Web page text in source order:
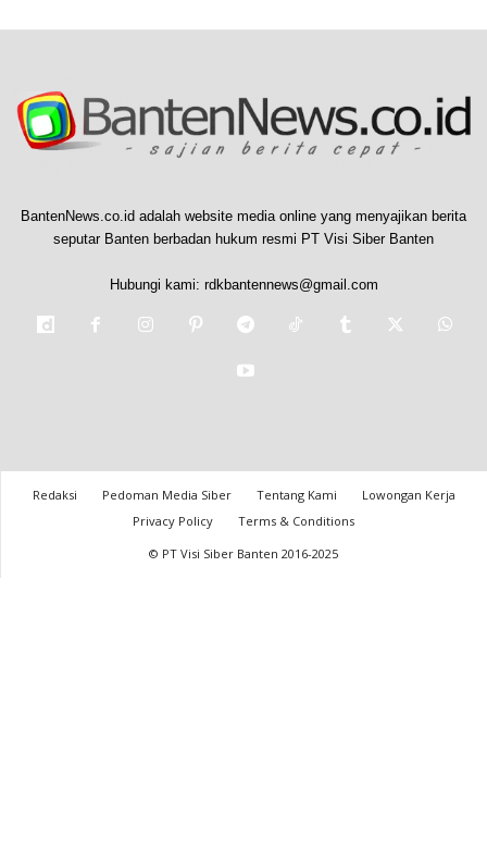
BantenNews.co.id adalah website media online yang menyajikan berita
seputar Banten berbadan hukum resmi PT Visi Siber Banten
Hubungi kami: rdkbantennews@gmail.com
Redaksi Pedoman Media Siber Tentang Kami
Lowongan Kerja
Privacy Policy
Terms & Conditions
© PT Visi Siber Banten 2016-2025